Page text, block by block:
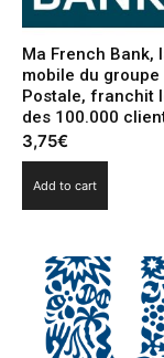
Ma French Bank,
mobile du groupe
Postale, franchit
des 100.000
3,75€
Add to cart